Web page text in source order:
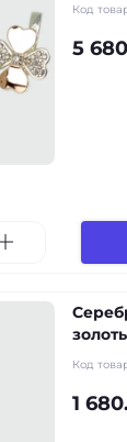
Код
5
Код
1